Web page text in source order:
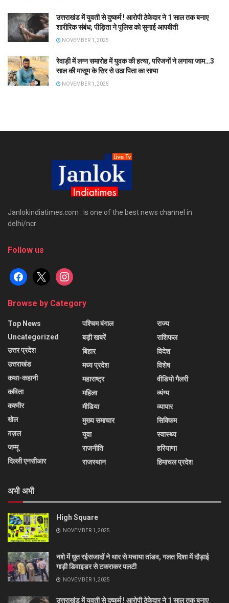
उत्तराखंड में युवती से दुष्कर्म ! आरोपी ठेकेदार ने 1 साल तक बनाए
शारीरिक संबंध; पीड़िता ने पुलिस को सुनाई आपबीती
NOVEMBER 1, 2025
रेवाड़ी में लग्न समारोह में युवक की हत्या, परिजनों ने लगाया जाम…3
साल की मासूम के सिर से उठा पिता का साया
NOVEMBER 1, 2025
Janlokindiatimes.com : is one of the best news channel in
delhi/ncr
Follow us
facebook
x instagram
Browse by Category
Top News
Uncategorized
उत्तर प्रदेश
उत्तराखंड
कथा-कहानी
कविता
कश्मीर
खेल
ग़ज़ल
जम्मू
दिल्ली एनसीआर
पश्चिम बंगाल
बड़ी खबरें
बिहार
मध्य प्रदेश
महाराष्ट्र
महिला
मीडिया
मुख्य समाचार
युवा
राजनीति
राजस्थान
राज्य
राशिफल
विदेश
विशेष
वीडियो गैलरी
व्यंग्य
व्यापार
सिक्किम
स्वास्थ्य
हरियाणा
हिमाचल प्रदेश
अभी अभी
High Square
NOVEMBER 1, 2025
नशे में धुत रईसजादों ने थार से मचाया तांडव, गलत दिशा में दौड़ाई
गाड़ी डिवाइडर से टकराकर पलटी
NOVEMBER 1, 2025
उत्तराखंड में युवती से दुष्कर्म ! आरोपी ठेकेदार ने 1 साल तक बनाए